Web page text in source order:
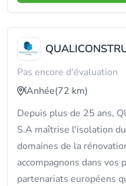
Pas encore d'évaluation
Anhée(72 km)
Depuis plus de 25 ans,
S.A maîtrise l'isolation
domaines de la
accompagnons dans
partenariats européens